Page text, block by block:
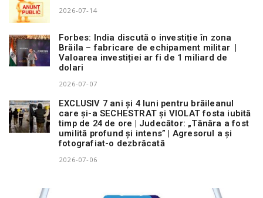
2026-07-14
Forbes: India discută o investiție în zona
Brăila – fabricare de echipament militar |
Valoarea investiției ar fi de 1 miliard de
dolari
2026-07-07
EXCLUSIV 7 ani și 4 luni pentru brăileanul
care și-a SECHESTRAT și VIOLAT fosta iubită
timp de 24 de ore | Judecător: „Tânăra a fost
umilită profund și intens” | Agresorul a și
fotografiat-o dezbrăcată
2026-07-06